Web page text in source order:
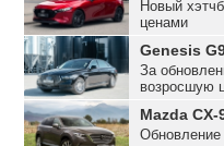
Новый
ценами
Genesis
За
возросшую
Mazda CX-
Обновление